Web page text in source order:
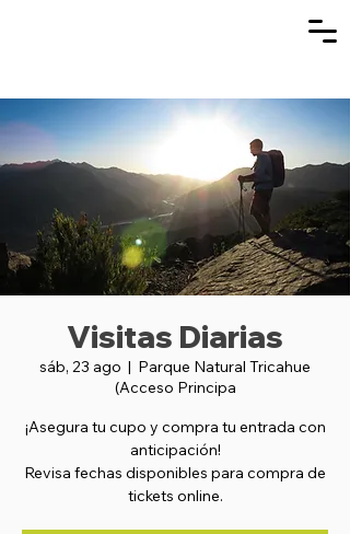
Visitas Diarias
sáb, 23 ago
  |
Parque Natural Tricahue
(Acceso Principa
¡Asegura tu cupo y compra tu entrada con
anticipación!
Revisa fechas disponibles para compra de
tickets online.